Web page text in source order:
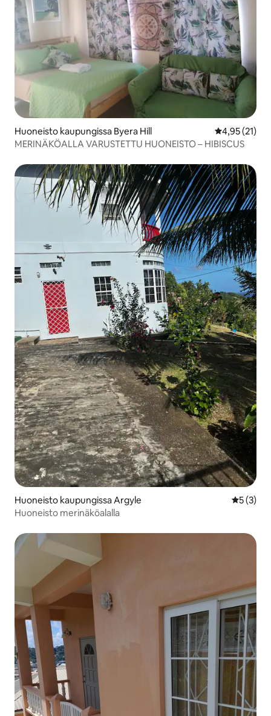
Huoneisto kaupungissa Byera Hill
4,95 (21)
MERINÄKÖALLA VARUSTETTU HUONEISTO – HIBISCUS
Huoneisto kaupungissa Argyle
5 (3)
Huoneisto merinäköalalla